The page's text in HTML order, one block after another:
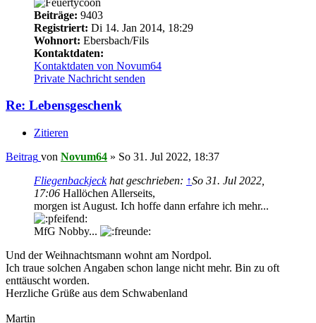
Beiträge: 9403
Registriert: Di 14. Jan 2014, 18:29
Wohnort: Ebersbach/Fils
Kontaktdaten:
Kontaktdaten von Novum64
Private Nachricht senden
Re: Lebensgeschenk
Zitieren
Beitrag von Novum64 » So 31. Jul 2022, 18:37
Fliegenbackjeckhat geschrieben: ↑So 31. Jul 2022,
17:06 Hallöchen Allerseits,
morgen ist August. Ich hoffe dann erfahre ich mehr...
MfG Nobby...
Und der Weihnachtsmann wohnt am Nordpol.
Ich traue solchen Angaben schon lange nicht mehr. Bin zu oft
enttäuscht worden.
Herzliche Grüße aus dem Schwabenland
Martin